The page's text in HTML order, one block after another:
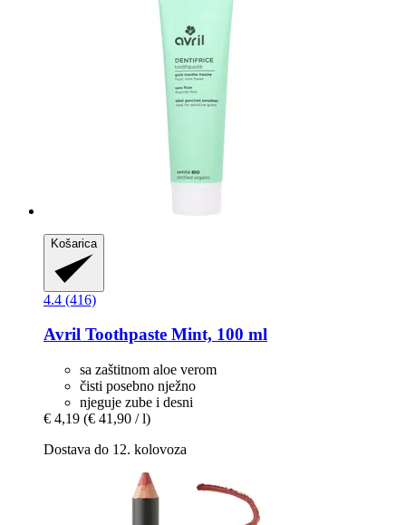
Košarica
4.4 (416)
Avril Toothpaste Mint, 100 ml
sa zaštitnom aloe verom
čisti posebno nježno
njeguje zube i desni
€ 4,19 (€ 41,90 / l)
Dostava do 12. kolovoza